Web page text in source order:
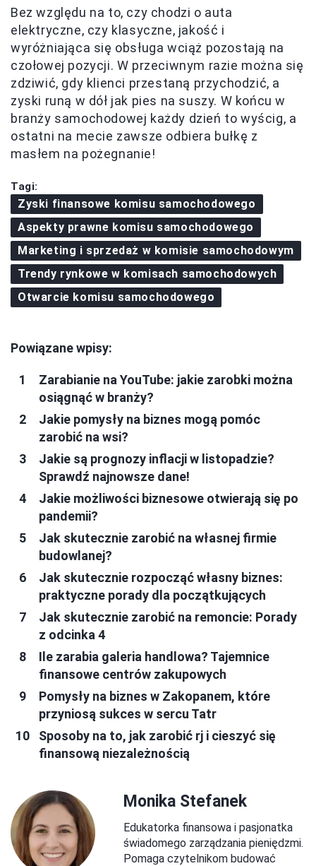
Bez względu na to, czy chodzi o auta
elektryczne, czy klasyczne, jakość i
wyróżniająca się obsługa wciąż pozostają na
czołowej pozycji. W przeciwnym razie można się
zdziwić, gdy klienci przestaną przychodzić, a
zyski runą w dół jak pies na suszy. W końcu w
branży samochodowej każdy dzień to wyścig, a
ostatni na mecie zawsze odbiera bułkę z
masłem na pożegnanie!
Tagi:
Zyski finansowe komisu samochodowego
Aspekty prawne komisu samochodowego
Marketing i sprzedaż w komisie samochodowym
Trendy rynkowe w komisach samochodowych
Otwarcie komisu samochodowego
Powiązane wpisy:
Zarabianie na YouTube: jakie zarobki można
osiągnąć w branży?
Jakie pomysły na biznes mogą pomóc
zarobić na wsi?
Jakie są prognozy inflacji w listopadzie?
Sprawdź najnowsze dane!
Jakie możliwości biznesowe otwierają się po
pandemii?
Jak skutecznie zarobić na własnej firmie
budowlanej?
Jak skutecznie rozpocząć własny biznes:
praktyczne porady dla początkujących
Jak skutecznie zarobić na remoncie: Porady
z odcinka 4
Ile zarabia galeria handlowa? Tajemnice
finansowe centrów zakupowych
Pomysły na biznes w Zakopanem, które
przyniosą sukces w sercu Tatr
Sposoby na to, jak zarobić rj i cieszyć się
finansową niezależnością
Monika Stefanek
Edukatorka finansowa i pasjonatka
świadomego zarządzania pieniędzmi.
Pomaga czytelnikom budować